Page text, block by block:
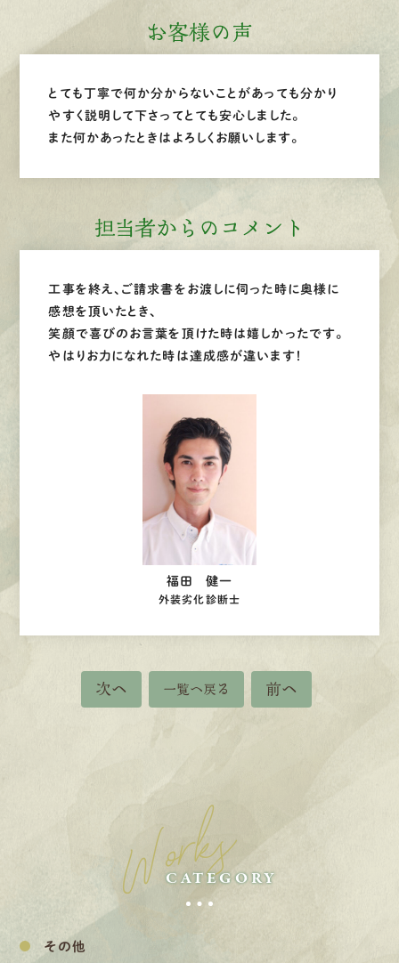
お客様の声
とても丁寧で何か分からないことがあっても分かり
やすく説明して下さってとても安心しました。
また何かあったときはよろしくお願いします。
担当者からのコメント
工事を終え、ご請求書をお渡しに伺った時に奥様に
感想を頂いたとき、
笑顔で喜びのお言葉を頂けた時は嬉しかったです。
やはりお力になれた時は達成感が違います！
福田 健一
外装劣化診断士
次へ 一覧へ戻る 前へ
Works
CATEGORY
その他